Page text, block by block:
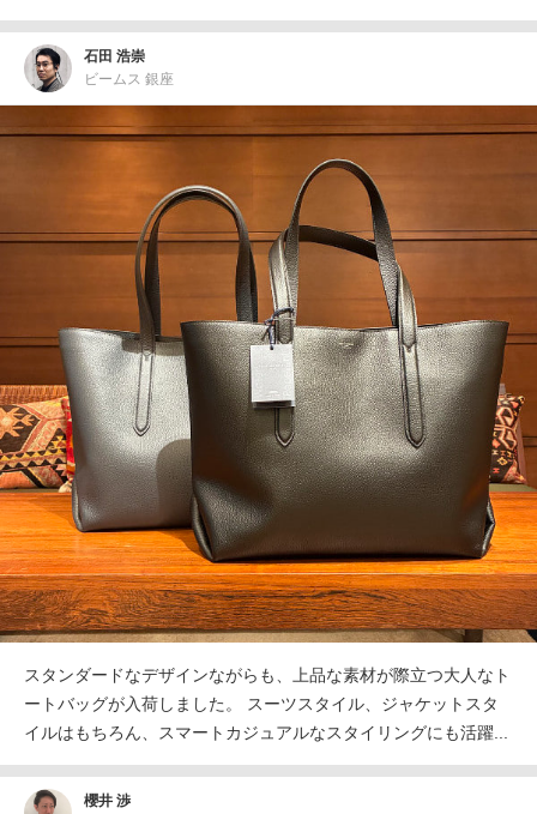
石田 浩崇
ビームス 銀座
スタンダードなデザインながらも、上品な素材が際立つ大人なト
ートバッグが入荷しました。 スーツスタイル、ジャケットスタ
イルはもちろん、スマートカジュアルなスタイリングにも活躍...
櫻井 渉